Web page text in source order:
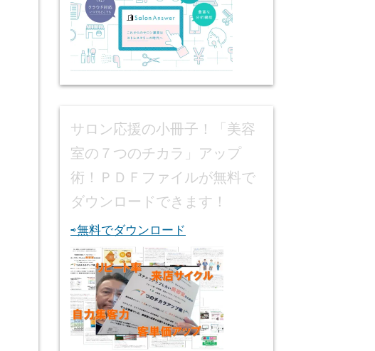
サロン応援の小冊子！「美容
室の７つのチカラ」アップ
術！ＰＤＦファイルが無料で
ダウンロードできます！
⇨無料でダウンロード